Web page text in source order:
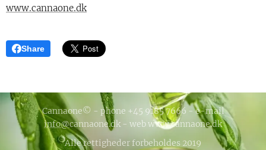
www.cannaone.dk
Share
Cannaone© - phone +45 9185 7666 - e-mail
info@cannaone.dk - web www.cannaone.dk
Alle rettigheder forbeholdes 2019